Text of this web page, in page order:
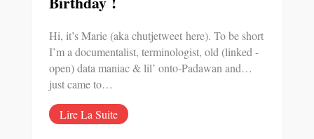
Hi, it’s Marie (aka chutjetweet here). To be short
I’m a documentalist, terminologist, old (linked -
open) data maniac & lil’ onto-Padawan and…
just came to…
Lire La Suite